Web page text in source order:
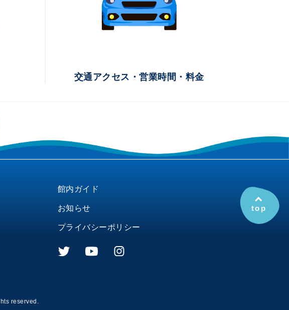
交通アクセス・営業時間・料金
館内ガイド
お知らせ
プライバシーポリシー
reserved.
top